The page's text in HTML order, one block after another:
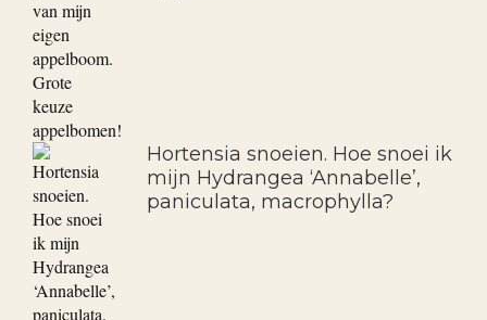
Hortensia snoeien. Hoe snoei ik
mijn Hydrangea ‘Annabelle’,
paniculata, macrophylla?